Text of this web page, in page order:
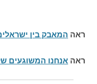
ראה המאבק בין
ראה אנחנו המשוגעים